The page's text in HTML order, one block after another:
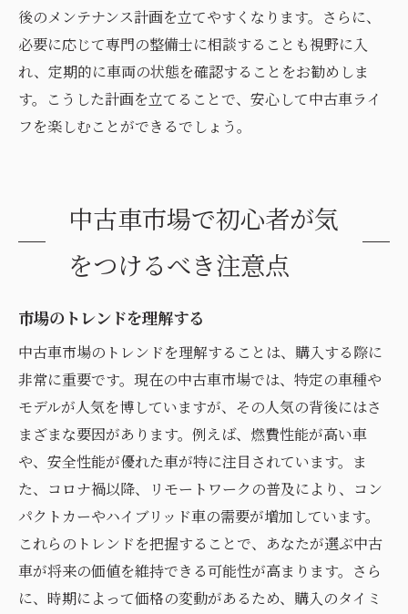
後のメンテナンス計画を立てやすくなります。さらに、
必要に応じて専門の整備士に相談することも視野に入
れ、定期的に車両の状態を確認することをお勧めしま
す。こうした計画を立てることで、安心して中古車ライ
フを楽しむことができるでしょう。
中古車市場で初心者が気
をつけるべき注意点
市場のトレンドを理解する
中古車市場のトレンドを理解することは、購入する際に
非常に重要です。現在の中古車市場では、特定の車種や
モデルが人気を博していますが、その人気の背後にはさ
まざまな要因があります。例えば、燃費性能が高い車
や、安全性能が優れた車が特に注目されています。ま
た、コロナ禍以降、リモートワークの普及により、コン
パクトカーやハイブリッド車の需要が増加しています。
これらのトレンドを把握することで、あなたが選ぶ中古
車が将来の価値を維持できる可能性が高まります。さら
に、時期によって価格の変動があるため、購入のタイミ